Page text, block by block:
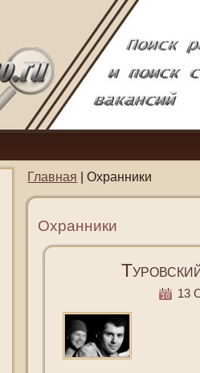
Главная | Охранники
Охранники
13